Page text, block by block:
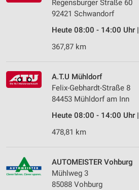
Regensburger Straße 60
92421 Schwandorf
Heute 08:00 - 14:00 Uhr |
367,87 km
A.T.U Mühldorf
Felix-Gebhardt-Straße 8
84453 Mühldorf am Inn
Heute 08:00 - 14:00 Uhr |
478,81 km
AUTOMEISTER Vohburg
Mühlweg 3
85088 Vohburg